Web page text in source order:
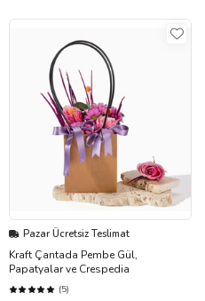
Pazar Ücretsiz Teslimat
Kraft Çantada Pembe Gül,
Papatyalar ve Crespedia
(5)